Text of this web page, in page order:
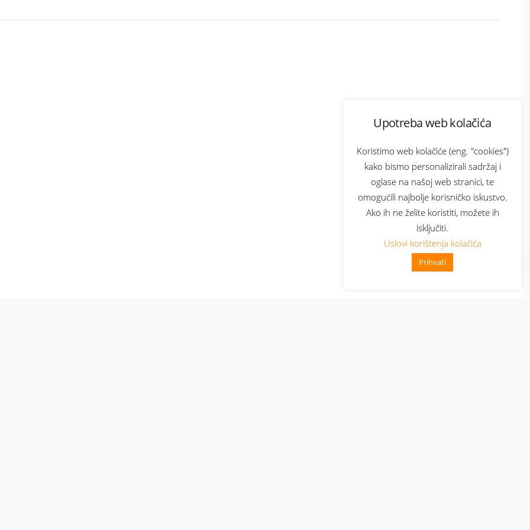
Upotreba web kolačića
Koristimo web kolačiće (eng. "cookies")
kako bismo personalizirali sadržaj i
oglase na našoj web stranici, te
omogućili najbolje korisničko iskustvo.
Ako ih ne želite koristiti, možete ih
isključiti.
Uslovi korištenja kolačića
Prihvati
👋 Zdravo, kako mogu pomoći
Bonus plus
Prijava za newsletter